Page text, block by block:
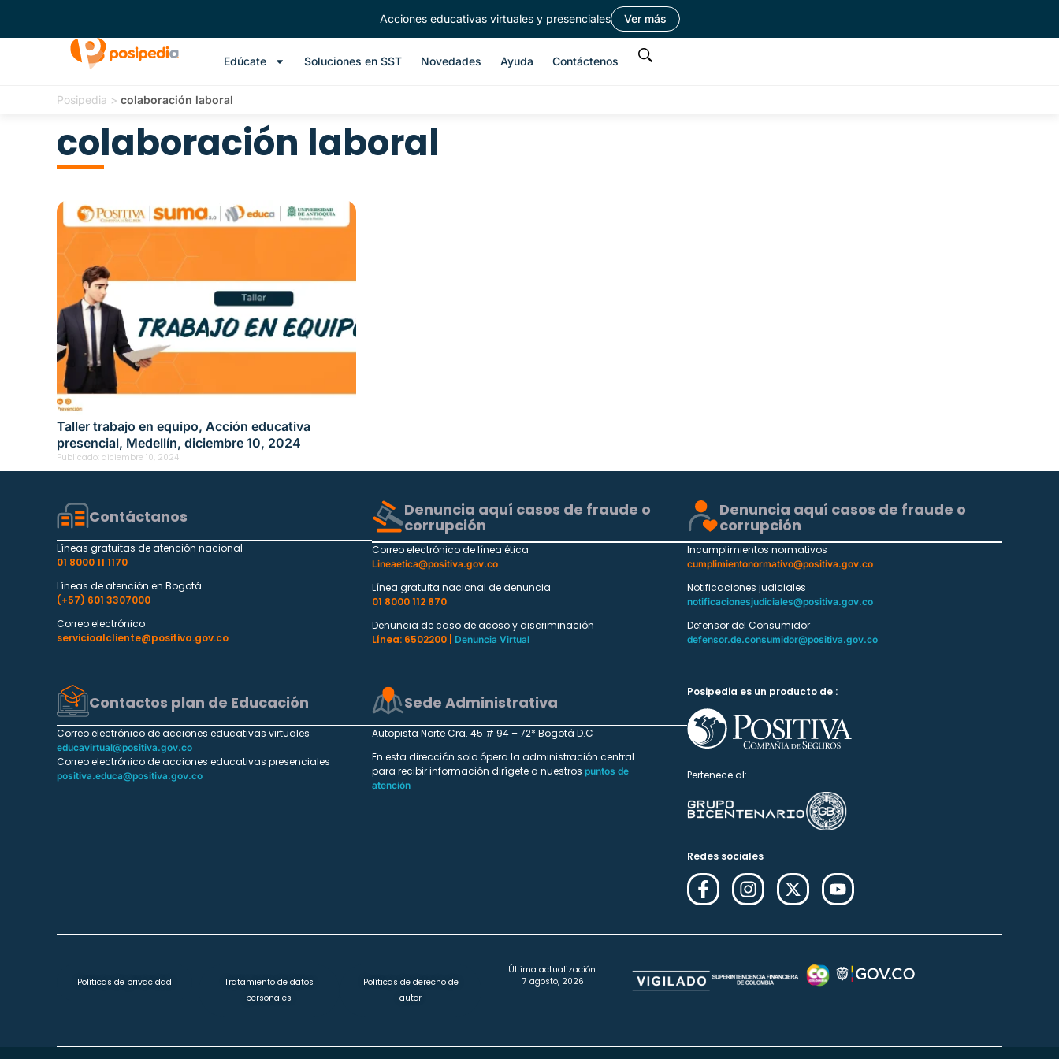
Acciones educativas virtuales y presenciales Ver más
Edúcate Soluciones en SST Novedades Ayuda Contáctenos
Posipedia > colaboración laboral
colaboración laboral
Taller trabajo en equipo, Acción educativa
presencial, Medellín, diciembre 10, 2024
Publicado: diciembre 10, 2024
Contáctanos
Líneas gratuitas de atención nacional
01 8000 11 1170
Líneas de atención en Bogotá
(+57) 601 3307000
Correo electrónico
servicioalcliente@positiva.gov.co
Denuncia aquí casos de fraude o
corrupción
Correo electrónico de línea ética
Lineaetica@positiva.gov.co
Línea gratuita nacional de denuncia
01 8000 112 870
Denuncia de caso de acoso y discriminación
Línea: 6502200 |
Denuncia Virtual
Denuncia aquí casos de fraude o
corrupción
Incumplimientos normativos
cumplimientonormativo@positiva.gov.co
Notificaciones judiciales
notificacionesjudiciales@positiva.gov.co
Defensor del Consumidor
defensor.de.consumidor@positiva.gov.co
Contactos plan de Educación
Correo electrónico de acciones educativas virtuales
educavirtual@positiva.gov.co
Correo electrónico de acciones educativas presenciales
positiva.educa@positiva.gov.co
Sede Administrativa
Autopista Norte Cra. 45 # 94 – 72* Bogotá D.C
En esta dirección solo ópera la administración central
para recibir información dirígete a nuestros puntos de
atención
Posipedia es un producto de :
Pertenece al:
Redes sociales
Políticas de privacidad
Tratamiento de datos
personales
Políticas de derecho de
autor
Última actualización:
7 agosto, 2026